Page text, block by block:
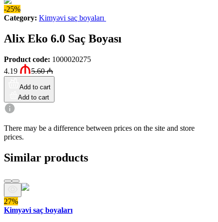
-25%
Category: Kimyəvi saç boyaları
Alix Eko 6.0 Saç Boyası
Product code: 1000020275
4.19
5.60₼
Add to cart
Add to cart
There may be a difference between prices on the site and store
prices.
Similar products
27%
Kimyəvi saç boyaları